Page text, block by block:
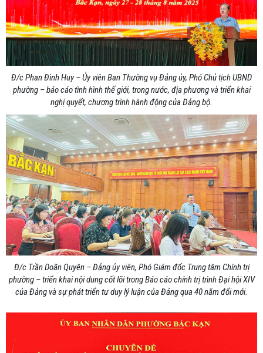
Đ/c Phan Đình Huy – Ủy viên Ban Thường vụ Đảng ủy, Phó Chủ tịch UBND
phường – báo cáo tình hình thế giới, trong nước, địa phương và triển khai
nghị quyết, chương trình hành động của Đảng bộ.
Đ/c Trần Doãn Quyên – Đảng ủy viên, Phó Giám đốc Trung tâm Chính trị
phường – triển khai nội dung cốt lõi trong Báo cáo chính trị trình Đại hội XIV
của Đảng và sự phát triển tư duy lý luận của Đảng qua 40 năm đổi mới.